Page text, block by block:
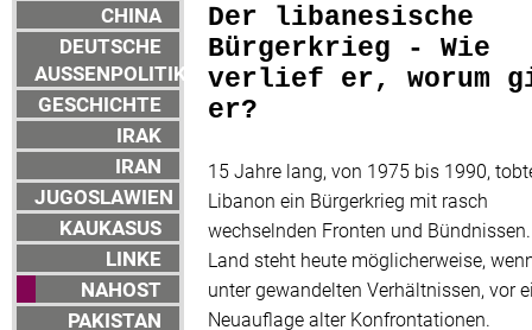
CHINA
DEUTSCHE
AUSSENPOLITIK
GESCHICHTE
IRAK
IRAN
JUGOSLAWIEN
KAUKASUS
LINKE
NAHOST
PAKISTAN
Der libanesische
Bürgerkrieg - Wie
verlief er, worum
er?
15 Jahre lang, von 1975 bis 1990,
Libanon ein Bürgerkrieg mit rasch
wechselnden Fronten und
Land steht heute möglicherweise,
unter gewandelten Verhältnissen, vor
Neuauflage alter Konfrontationen.